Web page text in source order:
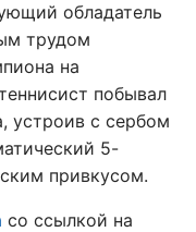
обладатель
трудом
на
побывал
устроив с сербом
5-
привкусом.
со ссылкой на